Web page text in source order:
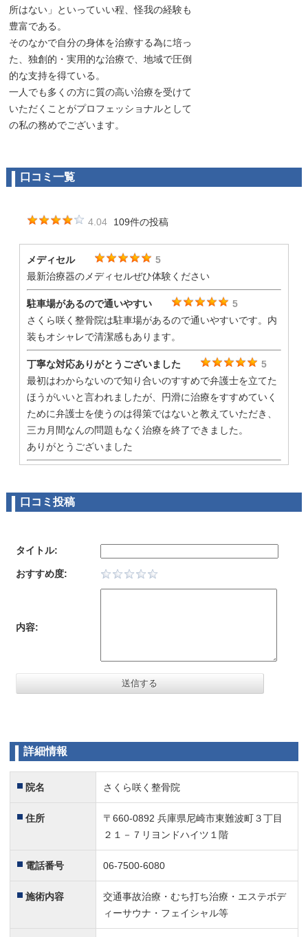
所はない」といっていい程、怪我の経験も
豊富である。
そのなかで自分の身体を治療する為に培っ
た、独創的・実用的な治療で、地域で圧倒
的な支持を得ている。
一人でも多くの方に質の高い治療を受けて
いただくことがプロフェッショナルとして
の私の務めでございます。
口コミ一覧
4.04 109件の投稿
メディセル
5
最新治療器のメディセルぜひ体験ください
駐車場があるので通いやすい
5
さくら咲く整骨院は駐車場があるので通いやすいです。内
装もオシャレで清潔感もあります。
丁寧な対応ありがとうございました
5
最初はわからないので知り合いのすすめで弁護士を立てた
ほうがいいと言われましたが、円滑に治療をすすめていく
ために弁護士を使うのは得策ではないと教えていただき、
三カ月間なんの問題もなく治療を終了できました。
ありがとうございました
先月交通事故にあい保険会社とやりとりをしていました
が、あまり理解できなかったので、電話でさくら咲く整骨
さくら咲く整骨院
知識が豊富で弁護士等バックアップ体制もしっかりしてお
り治療に通うだけでよかったのでいらないストレスなく治
療に専念できました。
初めて交通事故にあってしまいホームページを見て、さく
ら咲く整骨院に行きました。
どうしていいかわからなかったですけど、ていねいにわか
りやすく説明していただき助かりました。
5
事故で通わせてもらっているのですが説明も丁寧でわかり
やすく事故で痛めた腰もすごく調子よくなりました！
またよろしくお願いします。
口コミ投稿
タイトル:
おすすめ度:
内容:
詳細情報
院名 さくら咲く整骨院
住所
〒660-0892 兵庫県尼崎市東難波町３丁目
２１－７リヨンドハイツ１階
電話番号 06-7500-6080
施術内容
交通事故治療・むち打ち治療・エステボデ
ィーサウナ・フェイシャル等